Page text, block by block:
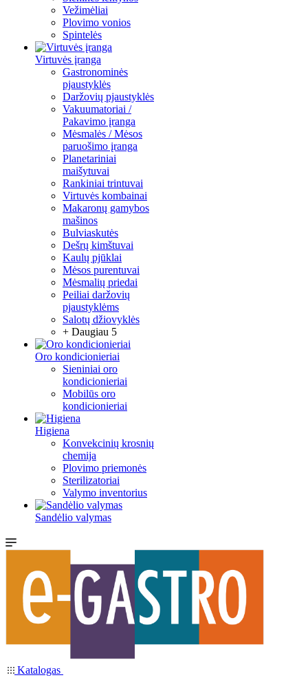
Vežimėliai
Plovimo vonios
Spintelės
Virtuvės įranga
Gastronominės
pjaustyklės
Daržovių pjaustyklės
Vakuumatoriai /
Pakavimo įranga
Mėsmalės / Mėsos
paruošimo įranga
Planetariniai
maišytuvai
Rankiniai trintuvai
Virtuvės kombainai
Makaronų gamybos
mašinos
Bulviaskutės
Dešrų kimštuvai
Kaulų pjūklai
Mėsos purentuvai
Mėsmalių priedai
Peiliai daržovių
pjaustyklėms
Salotų džiovyklės
+ Daugiau 5
Oro kondicionieriai
Sieniniai oro
kondicionieriai
Mobilūs oro
kondicionieriai
Higiena
Konvekcinių krosnių
chemija
Plovimo priemonės
Sterilizatoriai
Valymo inventorius
Sandėlio valymas
Katalogas